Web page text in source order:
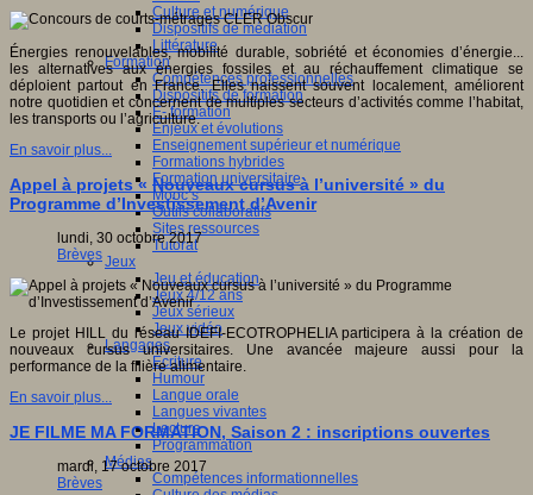
Culture et numérique
Dispositifs de médiation
Littérature
Formation
Compétences professionnelles
Dispositifs de formation
E- formation
Enjeux et évolutions
Enseignement supérieur et numérique
Formations hybrides
Formation universitaire
Mooc’s
Outils collaboratifs
Sites ressources
Tutorat
Jeux
Jeu et éducation
Jeux 4/12 ans
Jeux sérieux
Jeux vidéo
Langages
Ecriture
Humour
Langue orale
Langues vivantes
Lecture
Programmation
Médias
Compétences informationnelles
Énergies renouvelables, mobilité durable, sobriété et économies d’énergie...
les alternatives aux énergies fossiles et au réchauffement climatique se
déploient partout en France. Elles naissent souvent localement, améliorent
notre quotidien et concernent de multiples secteurs d’activités comme l’habitat,
les transports ou l’agriculture.
En savoir plus...
Appel à projets « Nouveaux cursus à l’université » du
Programme d’Investissement d’Avenir
lundi, 30 octobre 2017
Brèves
Le projet HILL du réseau IDEFI-ECOTROPHELIA participera à la création de
nouveaux cursus universitaires. Une avancée majeure aussi pour la
performance de la filière alimentaire.
En savoir plus...
JE FILME MA FORMATION, Saison 2 : inscriptions ouvertes
mardi, 17 octobre 2017
Brèves